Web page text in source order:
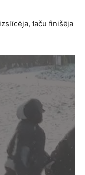
taču finišēja